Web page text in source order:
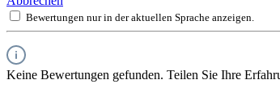
Bewertungen nur in der aktuellen Sprache anzeigen.
Keine Bewertungen gefunden. Teilen Sie Ihre